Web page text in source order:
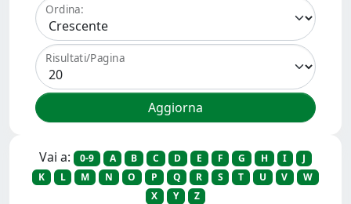
Ordina:
Risultati/Pagina
Vai a: 0-9 A B C D E F G H I
J
K
L M N O P Q R S T U V
W
X
Y Z